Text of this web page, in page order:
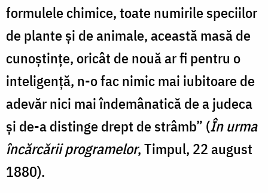
formulele chimice, toate numirile speciilor
de plante și de animale, această masă de
cunoștințe, oricât de nouă ar fi pentru o
inteligență, n-o fac nimic mai iubitoare de
adevăr nici mai îndemânatică de a judeca
și de-a distinge drept de strâmb” (În urma
încărcării programelor, Timpul, 22 august
1880).